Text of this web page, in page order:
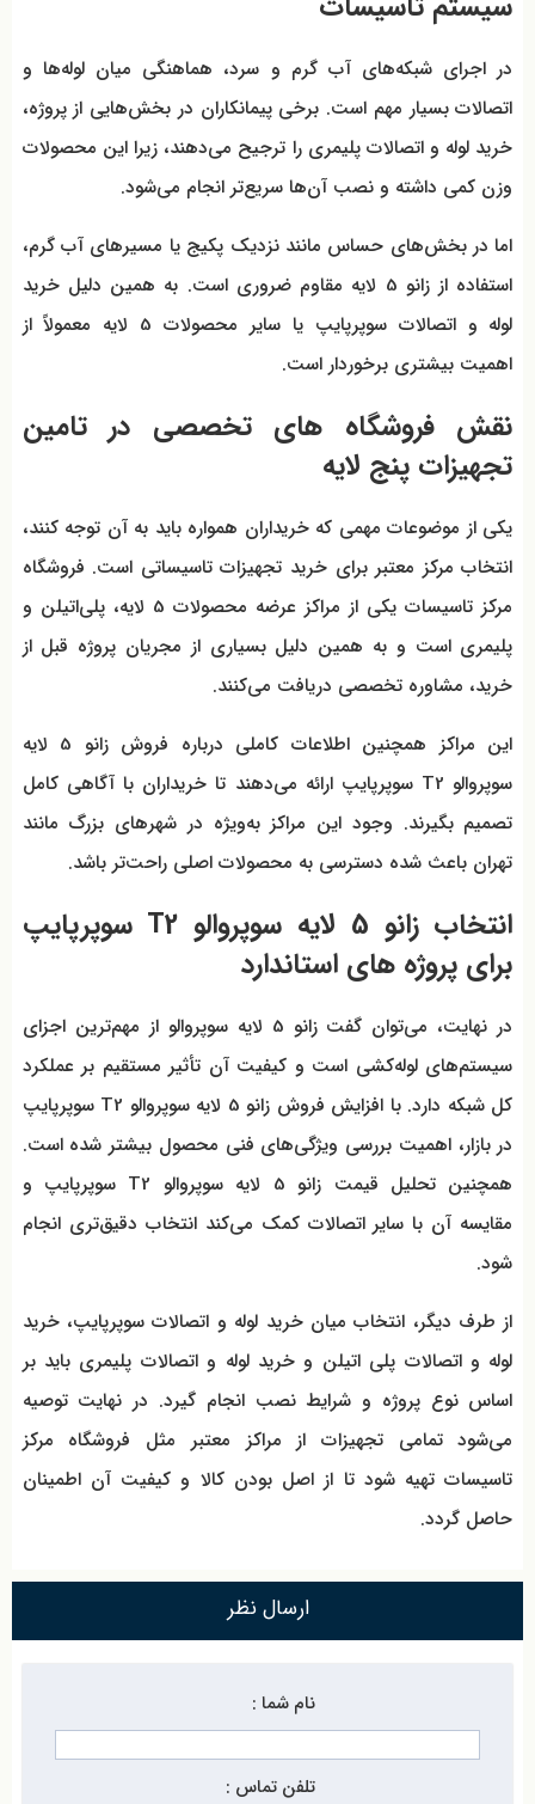
در اجرای شبکه‌های آب گرم و سرد، هماهنگی میان لوله‌ها و
اتصالات بسیار مهم است. برخی پیمانکاران در بخش‌هایی از پروژه،
خرید لوله و اتصالات پلیمری را ترجیح می‌دهند، زیرا این محصولات
وزن کمی داشته و نصب آن‌ها سریع‌تر انجام می‌شود.
اما در بخش‌های حساس مانند نزدیک پکیج یا مسیرهای آب گرم،
استفاده از زانو 5 لایه مقاوم ضروری است. به همین دلیل خرید
لوله و اتصالات سوپرپایپ یا سایر محصولات 5 لایه معمولاً از
اهمیت بیشتری برخوردار است.
نقش فروشگاه های تخصصی در تامین
تجهیزات پنج لایه
یکی از موضوعات مهمی که خریداران همواره باید به آن توجه کنند،
انتخاب مرکز معتبر برای خرید تجهیزات تاسیساتی است. فروشگاه
مرکز تاسیسات یکی از مراکز عرضه محصولات 5 لایه، پلی‌اتیلن و
پلیمری است و به همین دلیل بسیاری از مجریان پروژه قبل از
خرید، مشاوره تخصصی دریافت می‌کنند.
این مراکز همچنین اطلاعات کاملی درباره فروش زانو 5 لایه
سوپروالو T2 سوپرپایپ ارائه می‌دهند تا خریداران با آگاهی کامل
تصمیم بگیرند. وجود این مراکز به‌ویژه در شهرهای بزرگ مانند
تهران باعث شده دسترسی به محصولات اصلی راحت‌تر باشد.
انتخاب زانو 5 لایه سوپروالو T2 سوپرپایپ
برای پروژه های استاندارد
در نهایت، می‌توان گفت زانو 5 لایه سوپروالو از مهم‌ترین اجزای
سیستم‌های لوله‌کشی است و کیفیت آن تأثیر مستقیم بر عملکرد
کل شبکه دارد. با افزایش فروش زانو 5 لایه سوپروالو T2 سوپرپایپ
در بازار، اهمیت بررسی ویژگی‌های فنی محصول بیشتر شده است.
همچنین تحلیل قیمت زانو 5 لایه سوپروالو T2 سوپرپایپ و
مقایسه آن با سایر اتصالات کمک می‌کند انتخاب دقیق‌تری انجام
شود.
از طرف دیگر، انتخاب میان خرید لوله و اتصالات سوپرپایپ، خرید
لوله و اتصالات پلی اتیلن و خرید لوله و اتصالات پلیمری باید بر
اساس نوع پروژه و شرایط نصب انجام گیرد. در نهایت توصیه
می‌شود تمامی تجهیزات از مراکز معتبر مثل فروشگاه مرکز
تاسیسات تهیه شود تا از اصل بودن کالا و کیفیت آن اطمینان
حاصل گردد.
ارسال نظر
نام شما :
تلفن تماس :